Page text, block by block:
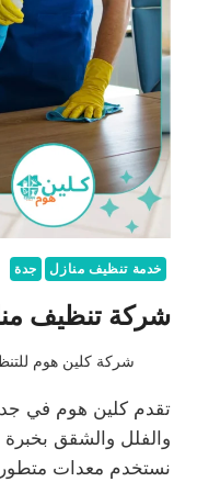
خدمة تنظيف منازل جدة
شركة تنظيف
شركة كلين هوم
تقدم كلين هوم في
والفلل والشقق بخبرة
نستخدم معدات